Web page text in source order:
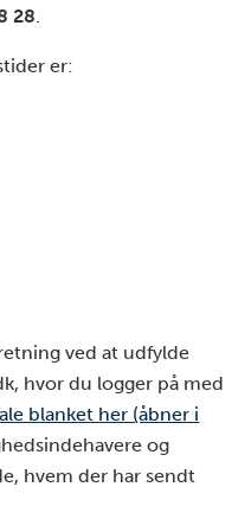
28.
er:
ved at udfylde
hvor du logger på med
blanket her (åbner i
og
hvem der har sendt